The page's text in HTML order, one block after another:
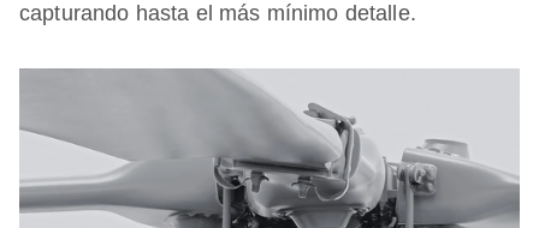
capturando hasta el más mínimo detalle.